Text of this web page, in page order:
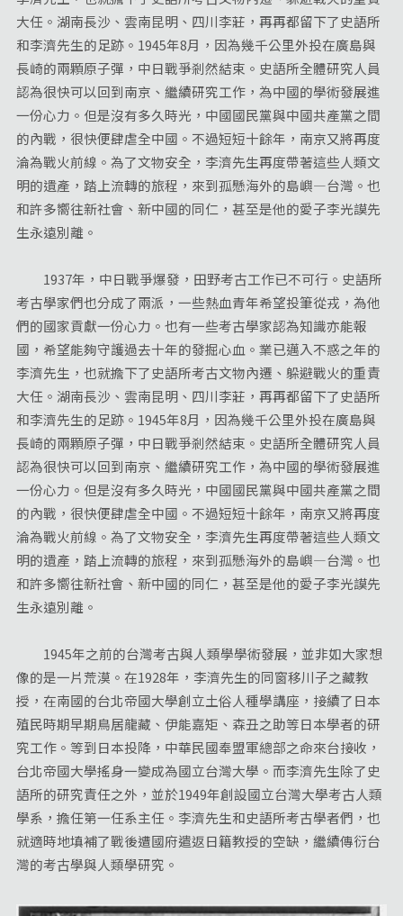
大任。湖南長沙、雲南昆明、四川李莊，再再都留下了史語所
和李濟先生的足跡。1945年8月，因為幾千公里外投在廣島與
長崎的兩顆原子彈，中日戰爭剎然結束。史語所全體研究人員
認為很快可以回到南京、繼續研究工作，為中國的學術發展進
一份心力。但是沒有多久時光，中國國民黨與中國共產黨之間
的內戰，很快便肆虐全中國。不過短短十餘年，南京又將再度
淪為戰火前線。為了文物安全，李濟先生再度帶著這些人類文
明的遺產，踏上流轉的旅程，來到孤懸海外的島嶼—台灣。也
和許多嚮往新社會、新中國的同仁，甚至是他的愛子李光謨先
生永遠別離。
1937年，中日戰爭爆發，田野考古工作已不可行。史語所
考古學家們也分成了兩派，一些熱血青年希望投筆從戎，為他
們的國家貢獻一份心力。也有一些考古學家認為知識亦能報
國，希望能夠守護過去十年的發掘心血。業已邁入不惑之年的
李濟先生，也就擔下了史語所考古文物內遷、躲避戰火的重責
大任。湖南長沙、雲南昆明、四川李莊，再再都留下了史語所
和李濟先生的足跡。1945年8月，因為幾千公里外投在廣島與
長崎的兩顆原子彈，中日戰爭剎然結束。史語所全體研究人員
認為很快可以回到南京、繼續研究工作，為中國的學術發展進
一份心力。但是沒有多久時光，中國國民黨與中國共產黨之間
的內戰，很快便肆虐全中國。不過短短十餘年，南京又將再度
淪為戰火前線。為了文物安全，李濟先生再度帶著這些人類文
明的遺產，踏上流轉的旅程，來到孤懸海外的島嶼—台灣。也
和許多嚮往新社會、新中國的同仁，甚至是他的愛子李光謨先
生永遠別離。
1945年之前的台灣考古與人類學學術發展，並非如大家想
像的是一片荒漠。在1928年，李濟先生的同窗移川子之藏教
授，在南國的台北帝國大學創立土俗人種學講座，接續了日本
殖民時期早期鳥居龍藏、伊能嘉矩、森丑之助等日本學者的研
究工作。等到日本投降，中華民國奉盟軍總部之命來台接收，
台北帝國大學搖身一變成為國立台灣大學。而李濟先生除了史
語所的研究責任之外，並於1949年創設國立台灣大學考古人類
學系，擔任第一任系主任。李濟先生和史語所考古學者們，也
就適時地填補了戰後遭國府遣返日籍教授的空缺，繼續傳衍台
灣的考古學與人類學研究。